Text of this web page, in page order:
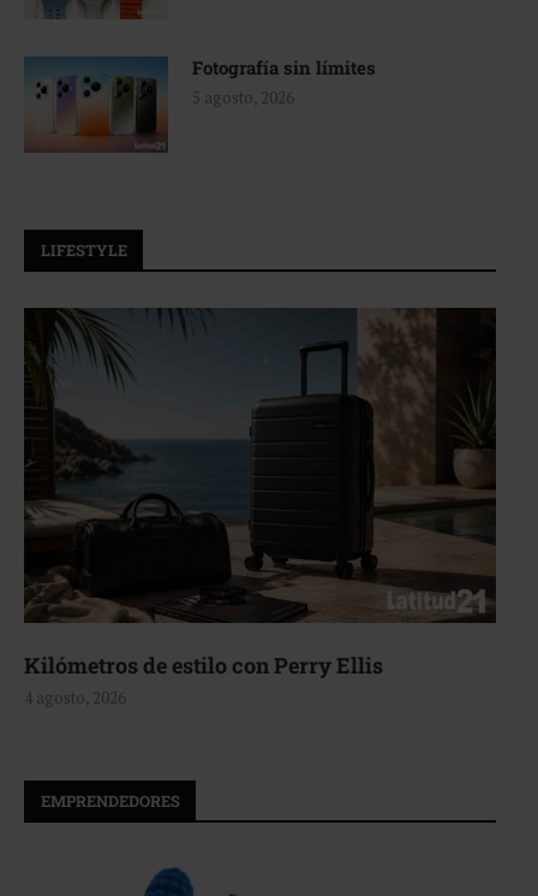
Fotografía sin límites
5 agosto, 2026
LIFESTYLE
Kilómetros de estilo con Perry Ellis
4 agosto, 2026
EMPRENDEDORES